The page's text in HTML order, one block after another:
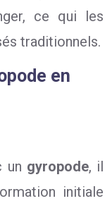
ce qui les
traditionnels.
en
un gyropode, il
initiale